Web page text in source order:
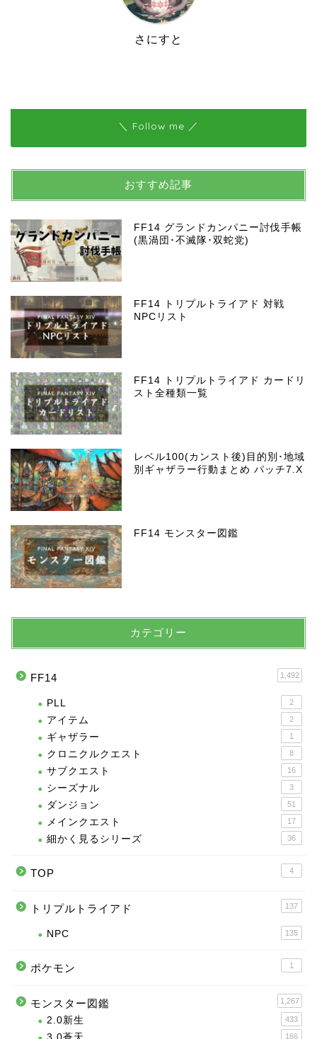
さにすと
＼ Follow me ／
おすすめ記事
FF14 グランドカンパニー討伐手帳
(黒渦団･不滅隊･双蛇党)
FF14 トリプルトライアド 対戦
NPCリスト
FF14 トリプルトライアド カードリ
スト全種類一覧
レベル100(カンスト後)目的別･地域
別ギャザラー行動まとめ パッチ7.X
FF14 モンスター図鑑
カテゴリー
FF14 1,492
PLL 2
アイテム 2
ギャザラー 1
クロニクルクエスト 8
サブクエスト 16
シーズナル 3
ダンジョン 51
メインクエスト 17
細かく見るシリーズ 36
TOP 4
トリプルトライアド 137
NPC 135
ポケモン 1
モンスター図鑑 1,267
2.0新生 433
166